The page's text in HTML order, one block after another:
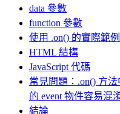
data 參數
function 參數
使用 .on() 的實際範例
HTML 結構
JavaScript 代碼
常見問題：.on() 方
的 event 物件容易混
結論